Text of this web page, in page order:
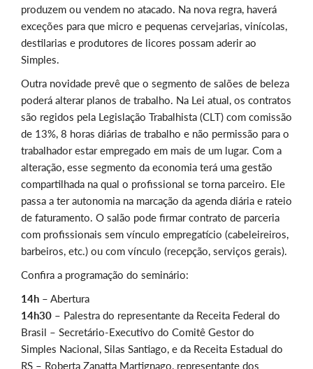
produzem ou vendem no atacado. Na nova regra, haverá
exceções para que micro e pequenas cervejarias, vinícolas,
destilarias e produtores de licores possam aderir ao
Simples.
Outra novidade prevê que o segmento de salões de beleza
poderá alterar planos de trabalho. Na Lei atual, os contratos
são regidos pela Legislação Trabalhista (CLT) com comissão
de 13%, 8 horas diárias de trabalho e não permissão para o
trabalhador estar empregado em mais de um lugar. Com a
alteração, esse segmento da economia terá uma gestão
compartilhada na qual o profissional se torna parceiro. Ele
passa a ter autonomia na marcação da agenda diária e rateio
de faturamento. O salão pode firmar contrato de parceria
com profissionais sem vínculo empregatício (cabeleireiros,
barbeiros, etc.) ou com vínculo (recepção, serviços gerais).
Confira a programação do seminário:
14h – Abertura
14h30 – Palestra do representante da Receita Federal do
Brasil – Secretário-Executivo do Comitê Gestor do
Simples Nacional, Silas Santiago, e da Receita Estadual do
RS – Roberta Zanatta Martignago, representante dos